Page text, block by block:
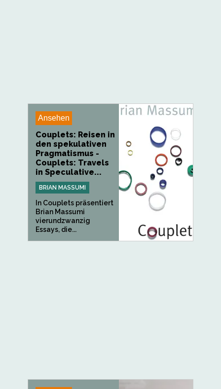
Ansehen
Couplets: Reisen in
den spekulativen
Pragmatismus -
Couplets: Travels
in Speculative...
BRIAN MASSUMI
In Couplets präsentiert
Brian Massumi
vierundzwanzig
Essays, die...